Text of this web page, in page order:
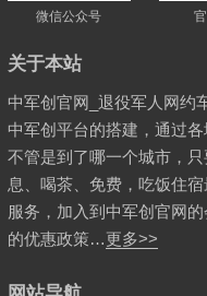
微信公众号
关于本站
中军创官网_退役军人网约
中军创平台的搭建，通过
不管是到了哪一个城市，
息、喝茶、免费，吃饭住
服务，加入到中军创官网
的优惠政策…更多>>